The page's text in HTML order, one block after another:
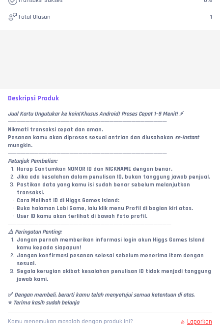
Total Ulasan 1
Deskripsi Produk
Jual Kartu Ungutukar ke koin(Khusus Android) Proses Cepat 1–5 Menit! ⚡
────────────────────────────────────
Nikmati transaksi cepat dan aman.
Pesanan kamu akan diproses sesuai antrian dan diusahakan se-instant
mungkin.
────────────────────────────────────
Petunjuk Pembelian:
Harap Cantumkan NOMOR ID dan NICKNAME dengan benar.
Jika ada kesalahan dalam penulisan ID, bukan tanggung jawab penjual.
Pastikan data yang kamu isi sudah benar sebelum melanjutkan
transaksi.
Cara Melihat ID di Higgs Games Island:
Buka halaman Lobi Game, lalu klik menu Profil di bagian kiri atas.
User ID kamu akan terlihat di bawah foto profil.
─────────────────────────────────────
⚠️ Peringatan Penting:
Jangan pernah memberikan informasi login akun Higgs Games Island
kamu kepada siapapun!
Jangan konfirmasi pesanan selesai sebelum menerima item dengan
sesuai.
Segala kerugian akibat kesalahan penulisan ID tidak menjadi tanggung
jawab kami.
─────────────────────────────────────
✅ Dengan membeli, berarti kamu telah menyetujui semua ketentuan di atas.
⭐ Terima kasih sudah belanja
Kamu menemukan masalah dengan produk ini? Laporkan